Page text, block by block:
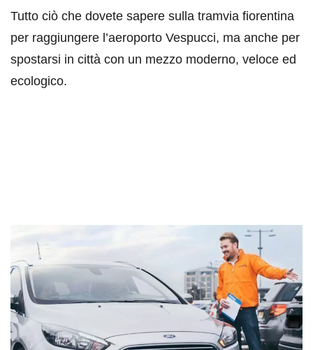
Tutto ciò che dovete sapere sulla tramvia fiorentina
per raggiungere l’aeroporto Vespucci, ma anche per
spostarsi in città con un mezzo moderno, veloce ed
ecologico.